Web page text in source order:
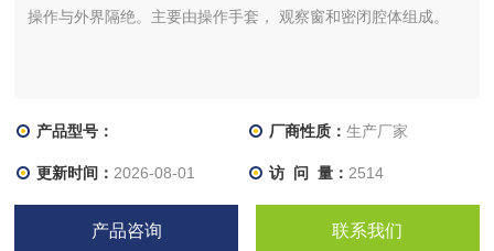
操作与外界隔绝。主要由操作手套， 观察窗和密闭腔体组成。
产品型号： 厂商性质： 生产厂家
更新时间： 2026-08-01 访 问 量： 2514
产品咨询 联系我们